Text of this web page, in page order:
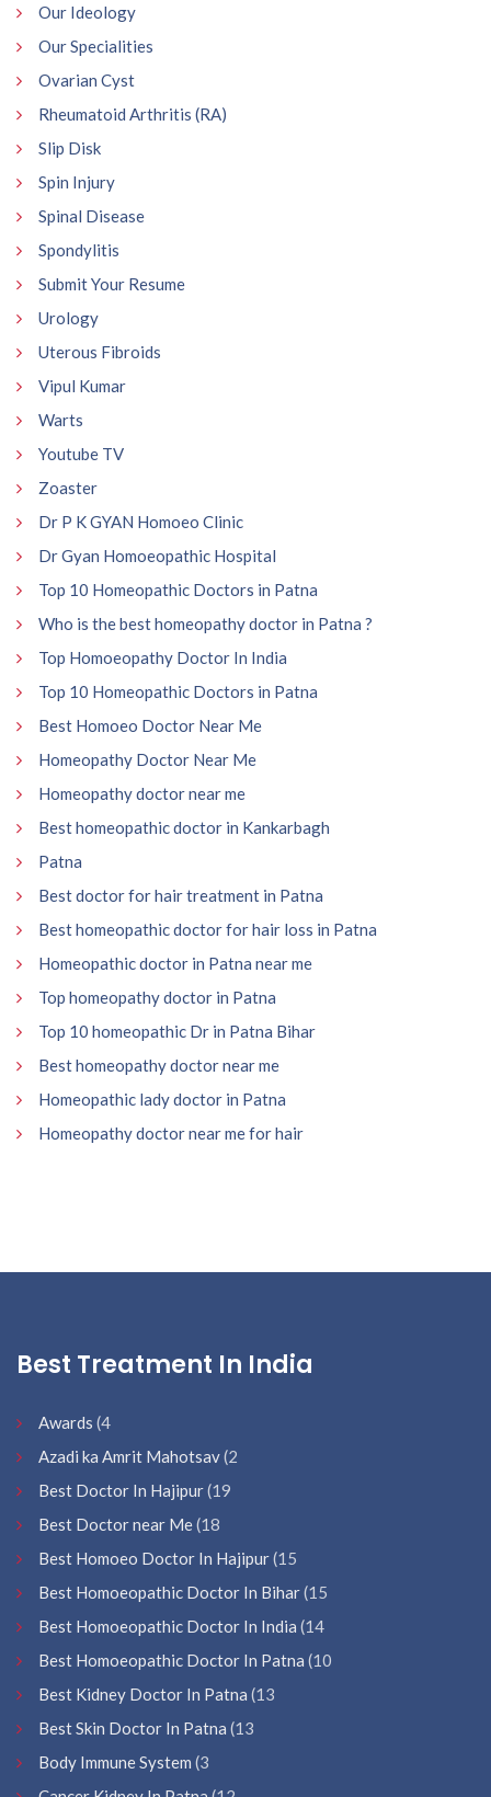
Our Ideology
Our Specialities
Ovarian Cyst
Rheumatoid Arthritis (RA)
Slip Disk
Spin Injury
Spinal Disease
Spondylitis
Submit Your Resume
Urology
Uterous Fibroids
Vipul Kumar
Warts
Youtube TV
Zoaster
Dr P K GYAN Homoeo Clinic
Dr Gyan Homoeopathic Hospital
Top 10 Homeopathic Doctors in Patna
Who is the best homeopathy doctor in Patna ?
Top Homoeopathy Doctor In India
Top 10 Homeopathic Doctors in Patna
Best Homoeo Doctor Near Me
Homeopathy Doctor Near Me
Homeopathy doctor near me
Best homeopathic doctor in Kankarbagh
Patna
Best doctor for hair treatment in Patna
Best homeopathic doctor for hair loss in Patna
Homeopathic doctor in Patna near me
Top homeopathy doctor in Patna
Top 10 homeopathic Dr in Patna Bihar
Best homeopathy doctor near me
Homeopathic lady doctor in Patna
Homeopathy doctor near me for hair
Best Treatment In India
Awards (4
Azadi ka Amrit Mahotsav(2
Best Doctor In Hajipur(19
Best Doctor near Me(18
Best Homoeo Doctor In Hajipur(15
Best Homoeopathic Doctor In Bihar(15
Best Homoeopathic Doctor In India (14
Best Homoeopathic Doctor In Patna (10
Best Kidney Doctor In Patna (13
Best Skin Doctor In Patna (13
Body Immune System (3